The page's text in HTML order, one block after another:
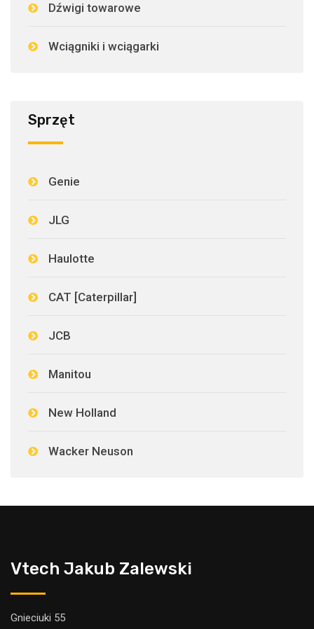
Dźwigi towarowe
Wciągniki i wciągarki
Sprzęt
Genie
JLG
Haulotte
CAT [Caterpillar]
JCB
Manitou
New Holland
Wacker Neuson
Vtech Jakub Zalewski
Gnieciuki 55